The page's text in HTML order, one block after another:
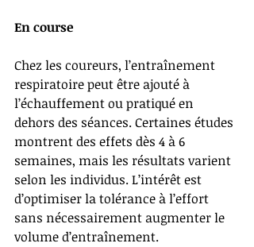
En course
Chez les coureurs, l’entraînement
respiratoire peut être ajouté à
l’échauffement ou pratiqué en
dehors des séances. Certaines études
montrent des effets dès 4 à 6
semaines, mais les résultats varient
selon les individus. L’intérêt est
d’optimiser la tolérance à l’effort
sans nécessairement augmenter le
volume d’entraînement.